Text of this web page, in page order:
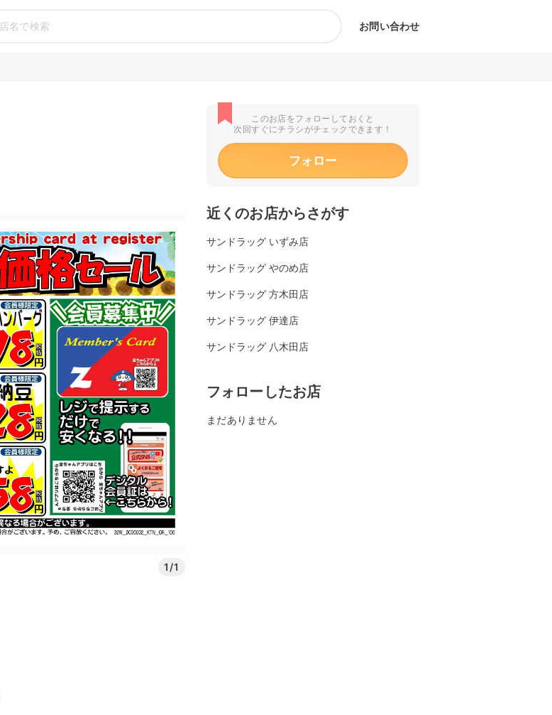
お問い合わせ
1/1
このお店をフォローしておくと
次回すぐにチラシがチェックできます！
フォロー
近くのお店からさがす
サンドラッグ いずみ店
サンドラッグ やのめ店
サンドラッグ 方木田店
サンドラッグ 伊達店
サンドラッグ 八木田店
フォローしたお店
まだありません